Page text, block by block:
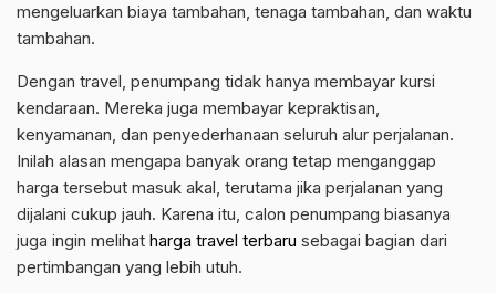
mengeluarkan biaya tambahan, tenaga tambahan, dan waktu
tambahan.
Dengan travel, penumpang tidak hanya membayar kursi
kendaraan. Mereka juga membayar kepraktisan,
kenyamanan, dan penyederhanaan seluruh alur perjalanan.
Inilah alasan mengapa banyak orang tetap menganggap
harga tersebut masuk akal, terutama jika perjalanan yang
dijalani cukup jauh. Karena itu, calon penumpang biasanya
juga ingin melihat harga travel terbaru sebagai bagian dari
pertimbangan yang lebih utuh.